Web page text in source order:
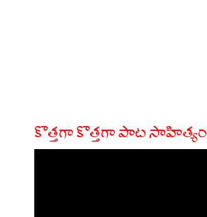
కొత్తగా కొత్తగా పాట సాహిత్యం